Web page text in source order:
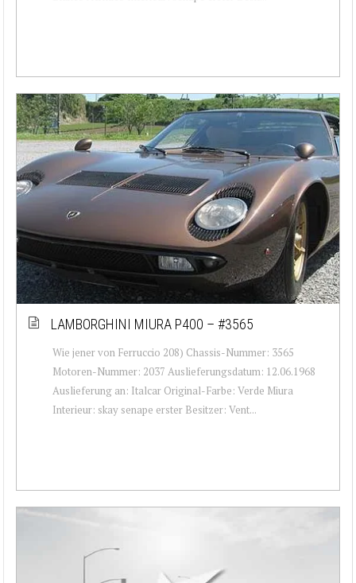
LAMBORGHINI MIURA P400 – #3565
Wie jener von Ferruccio 208) Chassis-Nummer: 3565
Motoren-Nummer: 2037 Auslieferungsdatum: 12.06.1968
Auslieferung an: Italcar Original-Farbe: Verde Miura
Interieur: skay senape erster Besitzer: Vent...